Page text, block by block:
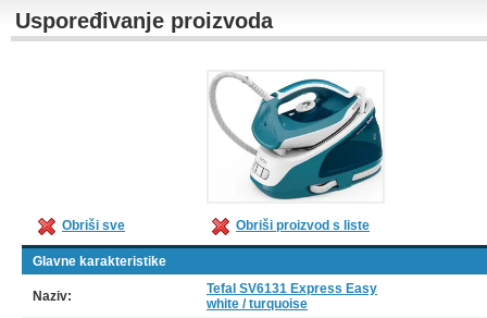
Uspoređivanje proizvoda
Obriši sve Obriši proizvod s liste
Glavne karakteristike
Naziv:
Tefal SV6131 Express Easy
white / turquoise